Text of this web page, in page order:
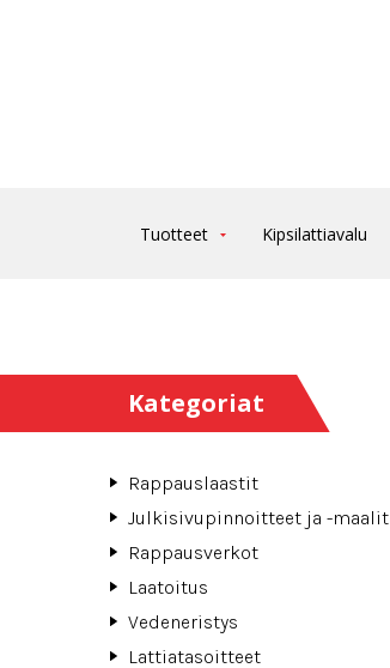
Tuotteet Kipsilattiavalu
Kategoriat
Rappauslaastit
Julkisivupinnoitteet ja -maalit
Rappausverkot
Laatoitus
Vedeneristys
Lattiatasoitteet